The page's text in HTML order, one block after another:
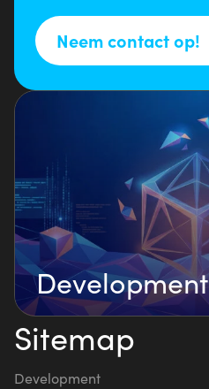
Neem contact op!
Development
Sitemap
Development